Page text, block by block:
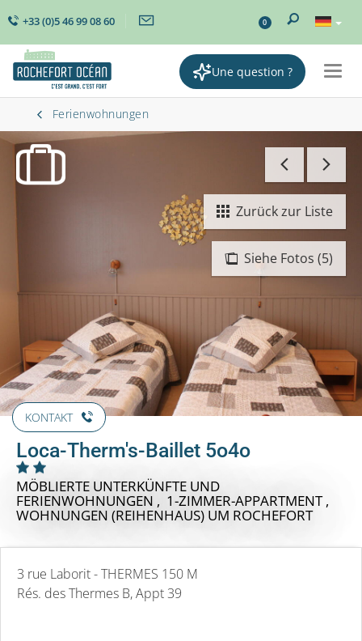
+33 (0)5 46 99 08 60 0
Une question ?
Ferienwohnungen
Siehe Fotos (5)
Zurück zur Liste
KONTAKT
Loca-Therm's-Baillet 5o4o
MÖBLIERTE UNTERKÜNFTE UND
FERIENWOHNUNGEN , 1-ZIMMER-APPARTMENT ,
WOHNUNGEN (REIHENHAUS) UM ROCHEFORT
3 rue Laborit - THERMES 150 M
Rés. des Thermes B, Appt 39